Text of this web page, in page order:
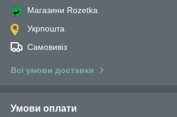
Магазини Rozetka
Укрпошта
Самовивіз
Всі умови доставки
Умови оплати